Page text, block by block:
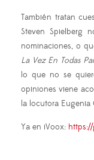
También tratan
Steven Spielberg
nominaciones, o
La Vez En Todas
lo que no se
opiniones viene
la locutora Eugenia
Ya en iVoox: